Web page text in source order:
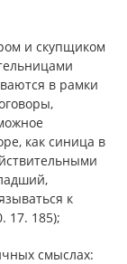
и скупщиком
в рамки
как синица в
к
17. 185);
смыслах: